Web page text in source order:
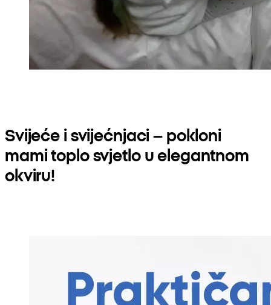
Svijeće i svijećnjaci – pokloni
mami toplo svjetlo u elegantnom
okviru!